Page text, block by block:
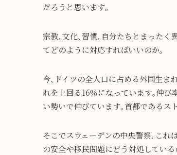
だろうと思います｡
宗教､文化､習慣､自分たちとまったく
てどのように対応すればいいのか。
今､ドイツの全人口に占める外国生ま
れを上回る16％になっています｡仲び
い勢いで仲びています｡首都であるス
そこでスウェーデンの中央警察､これ
の安全や移民問題にどう対処してい